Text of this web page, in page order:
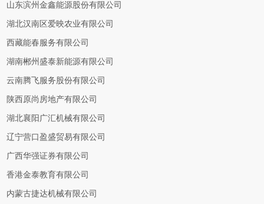
山东滨州金鑫能源股份有限公司
湖北汉南区爱映农业有限公司
西藏能春服务有限公司
湖南郴州盛泰新能源有限公司
云南腾飞服务股份有限公司
陕西原尚房地产有限公司
湖北襄阳广汇机械有限公司
辽宁营口盈盛贸易有限公司
广西华强证券有限公司
香港金泰教育有限公司
内蒙古捷达机械有限公司